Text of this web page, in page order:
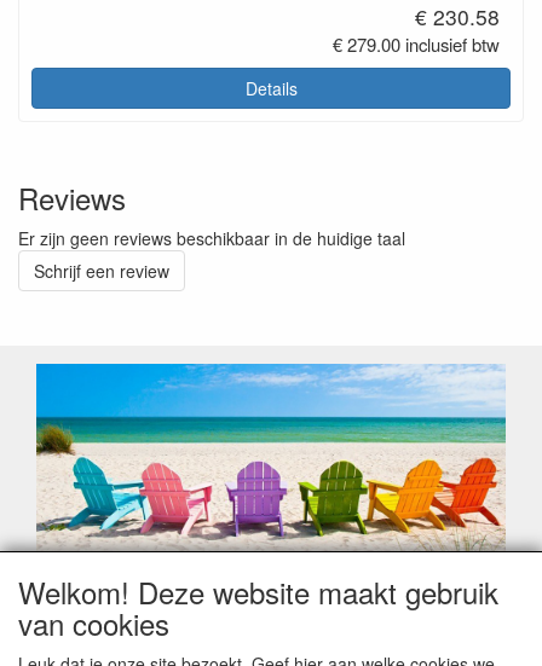
€ 230.58
€ 279.00 inclusief btw
Details
Reviews
Er zijn geen reviews beschikbaar in de huidige taal
Schrijf een review
Geachte klant,
Zoals elk jaar zorgt de verlofperiode, naast een hoop
Welkom! Deze website maakt gebruik
van cookies